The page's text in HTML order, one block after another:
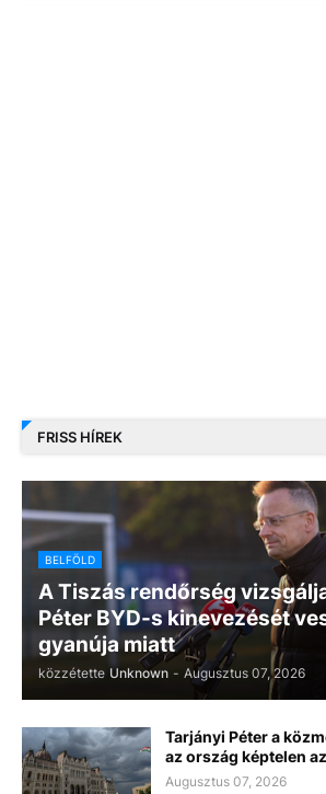
FRISS HÍREK
BELFÖLD
A Tiszás rendőrség
Péter BYD-s kinevezését
gyanúja miatt
közzétette Unknown - Augusztus 07, 2026
Tarjányi Péter a
az ország képtelen
Augusztus 07, 2026